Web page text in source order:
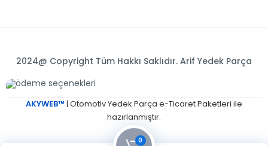
2024@ Copyright Tüm Hakkı Saklıdır. Arif Yedek Parça
AKYWEB™| Otomotiv Yedek Parça e-Ticaret Paketleri ile
hazırlanmıştır.
0